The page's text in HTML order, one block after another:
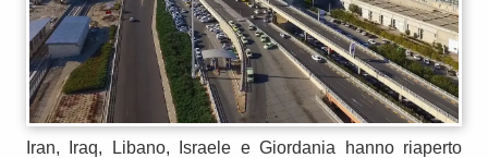
Iran, Iraq, Libano, Israele e Giordania hanno riaperto